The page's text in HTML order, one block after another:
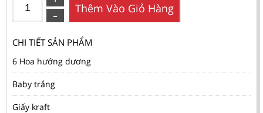
Thêm Vào Giỏ Hàng
CHI TIẾT SẢN PHẨM
6 Hoa hướng dương
Baby trắng
Giấy kraft